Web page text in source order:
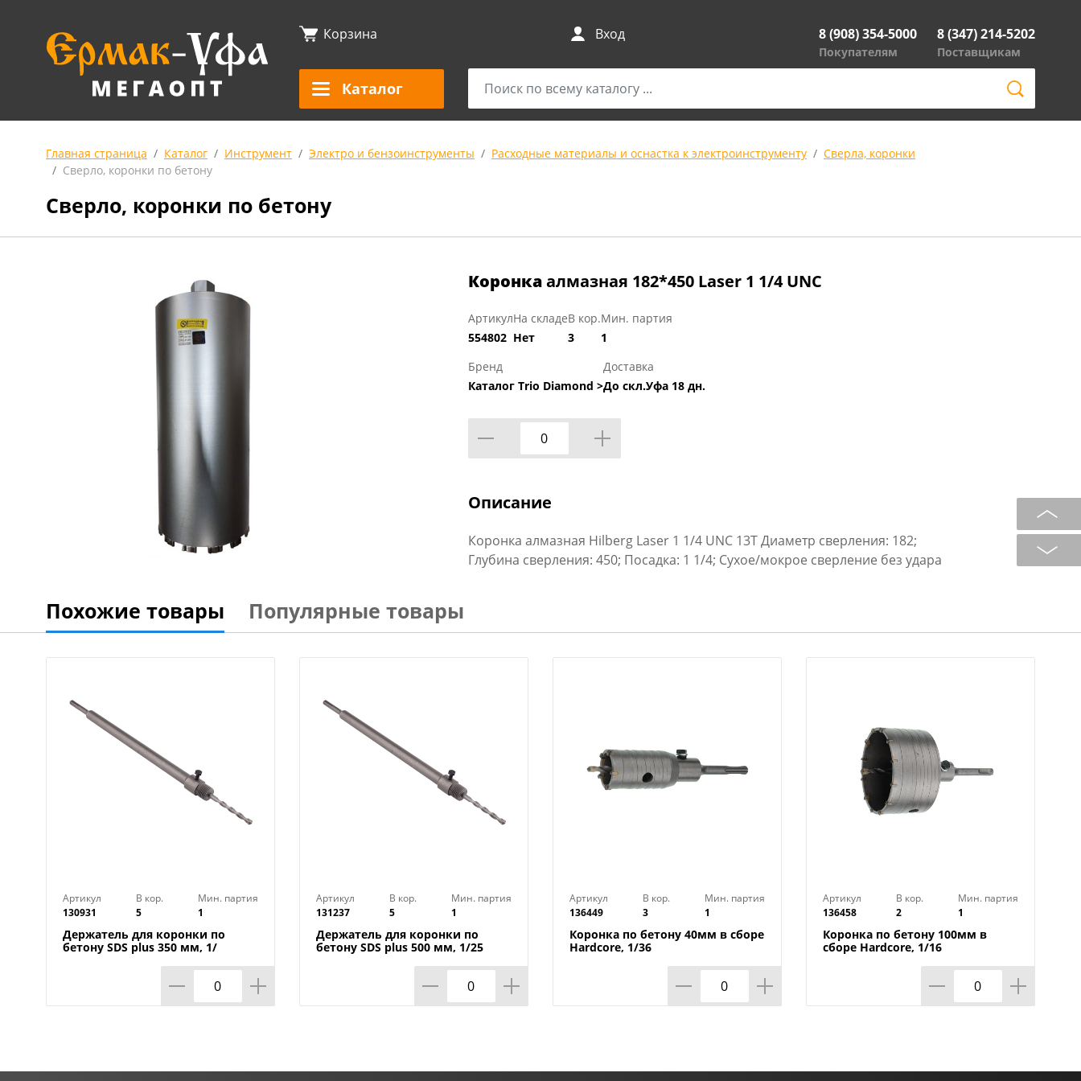
Корзина Вход 8 (908) 354-5000
Покупателям
8 (347) 214-5202
Поставщикам
Каталог
Главная страница Каталог Инструмент Электро и бензоинструменты Расходные материалы и оснастка к электроинструменту
Сверла, коронки
Сверло, коронки по бетону
Сверло, коронки по бетону
Коронкаалмазная 182*450 Laser 1 1/4 UNC
Артикул
554802
На складе
Нет
В кор.
3
Мин. партия
1
Бренд
Каталог Trio Diamond >
Доставка
До скл.Уфа 18 дн.
Описание
Коронка алмазная Hilberg Laser 1 1/4 UNC 13T Диаметр сверления: 182;
Глубина сверления: 450; Посадка: 1 1/4; Сухое/мокрое сверление без удара
Похожие товары Популярные товары
Артикул
130931
В кор.
5
Мин. партия
1
Держатель для коронки по
бетону SDS plus 350 мм, 1/
Артикул
131237
В кор.
5
Мин. партия
1
Держатель для коронки по
бетону SDS plus 500 мм, 1/25
Артикул
136449
В кор.
3
Мин. партия
1
Коронка по бетону 40мм в сборе
Hardcore, 1/36
Артикул
136458
В кор.
2
Мин. партия
1
Коронка по бетону 100мм в
сборе Hardcore, 1/16